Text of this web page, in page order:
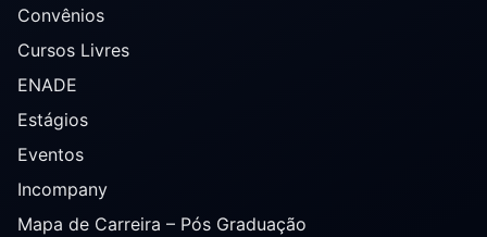
Convênios
Cursos Livres
ENADE
Estágios
Eventos
Incompany
Mapa de Carreira – Pós Graduação